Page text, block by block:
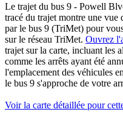
Le trajet du bus 9 - Powell
tracé du trajet montre une vue
par le bus 9 (TriMet) pour
sur le réseau TriMet. Ouvrez
trajet sur la carte, incluant les
comme les arrêts ayant été
l'emplacement des véhicules
le bus 9 s'approche de votre
Voir la carte détaillée pour